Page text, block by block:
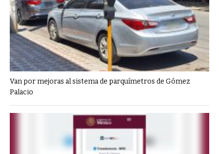
Van por mejoras al sistema de parquímetros de Gómez
Palacio